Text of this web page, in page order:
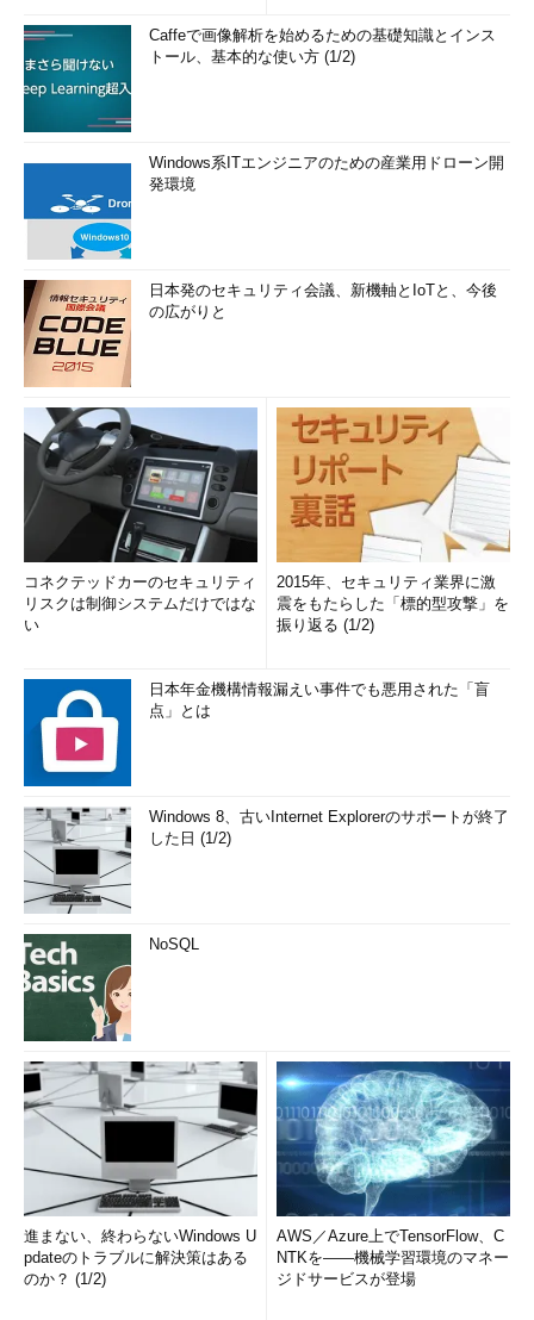
Caffeで画像解析を始めるための基礎知識とインス
トール、基本的な使い方 (1/2)
Windows系ITエンジニアのための産業用ドローン開
発環境
日本発のセキュリティ会議、新機軸とIoTと、今後
の広がりと
コネクテッドカーのセキュリティ
リスクは制御システムだけではな
い
2015年、セキュリティ業界に激
震をもたらした「標的型攻撃」を
振り返る (1/2)
日本年金機構情報漏えい事件でも悪用された「盲
点」とは
Windows 8、古いInternet Explorerのサポートが終了
した日 (1/2)
NoSQL
進まない、終わらないWindows U
pdateのトラブルに解決策はある
のか？ (1/2)
AWS／Azure上でTensorFlow、C
NTKを――機械学習環境のマネー
ジドサービスが登場